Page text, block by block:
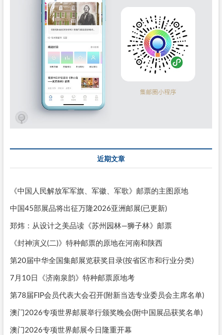
近期文章
《中国人民解放军军旗、军徽、军歌》邮票的主图原地
中国45部展品将出征万隆2026亚洲邮展(已更新)
郑炜：从设计之美品读《苏州园林—狮子林》邮票
《封神演义(二)》特种邮票的原地在河南和陕西
第20届中华全国集邮展览获奖目录(按省区市和行业分类)
7月10日《济南泉韵》特种邮票原地考
第78届FIP会员代表大会召开(附新当选专业委员会主席名单)
澳门2026专项世界邮展举行颁奖晚会(附中国展品获奖名单)
澳门2026专项世界邮展今日隆重开幕